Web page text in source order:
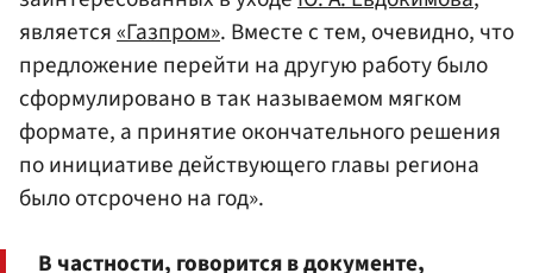
является«Газпром». Вместе с тем, очевидно, что
предложение перейти на другую работу было
сформулировано в так называемом мягком
формате, а принятие окончательного решения
по инициативе действующего главы региона
было отсрочено на год».
В частности, говорится в документе,